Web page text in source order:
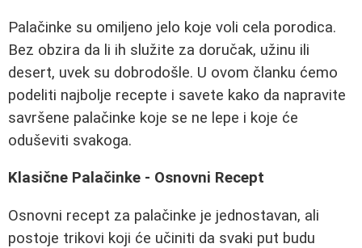
Palačinke su omiljeno jelo koje voli cela porodica.
Bez obzira da li ih služite za doručak, užinu ili
desert, uvek su dobrodošle. U ovom članku ćemo
podeliti najbolje recepte i savete kako da napravite
savršene palačinke koje se ne lepe i koje će
oduševiti svakoga.
Klasične Palačinke - Osnovni Recept
Osnovni recept za palačinke je jednostavan, ali
postoje trikovi koji će učiniti da svaki put budu